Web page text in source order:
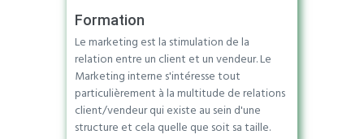
Formation
Le marketing est la stimulation de la
relation entre un client et un vendeur. Le
Marketing interne s'intéresse tout
particulièrement à la multitude de relations
client/vendeur qui existe au sein d'une
structure et cela quelle que soit sa taille.